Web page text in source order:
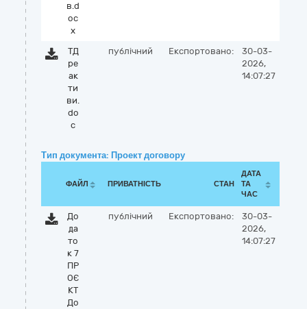
в.d
oc
x
ТД
ре
ак
ти
ви.
do
c
публічний Експортовано:
30-03-
2026,
14:07:27
Тип документа: Проект договору
ФАЙЛ ПРИВАТНІСТЬ СТАН
ДАТА
ТА
ЧАС
До
да
то
к 7
ПР
ОЄ
КТ
До
публічний Експортовано:
30-03-
2026,
14:07:27